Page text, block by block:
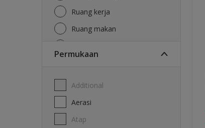
Ruang kerja
Ruang makan
Permukaan
Additional
Aerasi
Atap